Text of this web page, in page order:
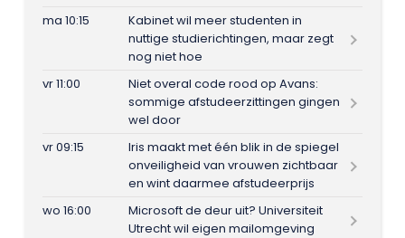
ma 10:15
Kabinet wil meer studenten in
nuttige studierichtingen, maar zegt
nog niet hoe
vr 11:00
Niet overal code rood op Avans:
sommige afstudeerzittingen gingen
wel door
vr 09:15
Iris maakt met één blik in de spiegel
onveiligheid van vrouwen zichtbaar
en wint daarmee afstudeerprijs
wo 16:00
Microsoft de deur uit? Universiteit
Utrecht wil eigen mailomgeving